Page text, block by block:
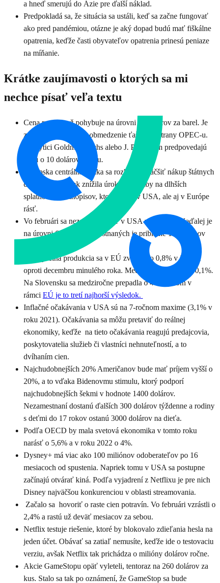
a hneď smerujú do Ázie pre ďalší náklad.
Predpokladá sa, že situácia sa ustáli, keď sa začne fungovať
ako pred pandémiou, otázne je aký dopad budú mať fiškálne
opatrenia, keďže časti obyvateľov opatrenia prinesú peniaze
na míňanie.
Krátke zaujímavosti o ktorých sa mi
nechce písať veľa textu
Cena ropy sa už pohybuje na úrovni 70 dolárov za barel. Je
za tým optimizmus a obmedzenie ťažby zo strany OPEC-u.
Analytici Goldman Sachs alebo J. P. Morgan predpovedajú
cenu o 10 dolárov vyššiu.
Európska centrálna banka sa rozhodla zväčšiť nákup štátnych
dlhopisov, aby tak znížila úrokové sadzby na dlhších
splatnostiach dlhopisov, ktoré začali v USA, ale aj v Európe
rásť.
Vo februári sa nezamestnanosť v USA nezmenila. Naďalej je
na úrovni 6,2% a nezamestnaných je približne 10 miliónov
Priemyselná produkcia sa v EÚ zväčšila o 0,8% v januári
oproti decembru minulého roka. Medziročne narástla o 0,1%.
Na Slovensku sa medziročne prepadla o 4%, pričom v
rámci EÚ je to tretí najhorší výsledok.
Inflačné očakávania v USA sú na 7-ročnom maxime (3,1% v
roku 2021). Očakávania sa môžu pretaviť do reálnej
ekonomiky, keďže na tieto očakávania reagujú predajcovia,
poskytovatelia služieb či vlastníci nehnuteľností, a to
dvíhaním cien.
Najchudobnejších 20% Američanov bude mať príjem vyšší o
20%, a to vďaka Bidenovmu stimulu, ktorý podporí
najchudobnejších šekmi v hodnote 1400 dolárov.
Nezamestnaní dostanú ďalších 300 dolárov týždenne a rodiny
s deťmi do 17 rokov ostanú 3000 dolárov na dieťa.
Podľa OECD by mala svetová ekonomika v tomto roku
narásť o 5,6% a v roku 2022 o 4%.
Dysney+ má viac ako 100 miliónov odoberateľov po 16
mesiacoch od spustenia. Napriek tomu v USA sa postupne
začínajú otvárať kiná. Podľa vyjadrení z Netflixu je pre nich
Disney najväčšou konkurenciou v oblasti streamovania.
Začalo sa hovoriť o raste cien potravín. Vo februári vzrástli o
2,4% a rastú už deväť mesiacov za sebou.
Netflix testuje riešenie, ktoré by blokovalo zdieľania hesla na
jeden účet. Obávať sa zatiaľ nemusíte, keďže ide o testovaciu
verziu, avšak Netflix tak prichádza o milióny dolárov ročne.
Akcie GameStopu opäť vyleteli, tentoraz na 260 dolárov za
kus. Stalo sa tak po oznámení, že GameStop sa bude